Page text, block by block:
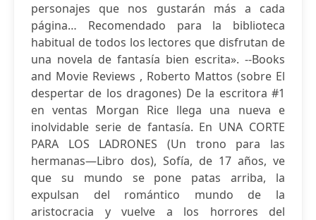
personajes que nos gustarán más a cada
página… Recomendado para la biblioteca
habitual de todos los lectores que disfrutan de
una novela de fantasía bien escrita». --Books
and Movie Reviews , Roberto Mattos (sobre El
despertar de los dragones) De la escritora #1
en ventas Morgan Rice llega una nueva e
inolvidable serie de fantasía. En UNA CORTE
PARA LOS LADRONES (Un trono para las
hermanas—Libro dos), Sofía, de 17 años, ve
que su mundo se pone patas arriba, la
expulsan del romántico mundo de la
aristocracia y vuelve a los horrores del